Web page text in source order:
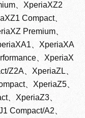
、XperiaXZ2
Compact、
Premium、
、XperiaXA
、XperiaX
Z2A、XperiaZL、
、XperiaZ5、
、XperiaZ3、
Compact/A2、